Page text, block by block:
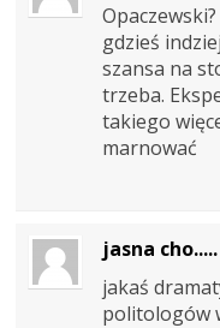
gdzieś
szansa na
trzeba.
takiego
marnować
jasna cho.....
jakaś
politologów